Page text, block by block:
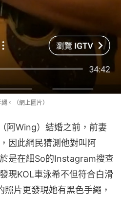
。（網上圖片）
阿Wing）結婚之前，前妻
因此網民猜測他對叫阿
是在細So的Instagram搜查
現KOL車泳希不但符合白滑
片更發現她有黑色手繩，